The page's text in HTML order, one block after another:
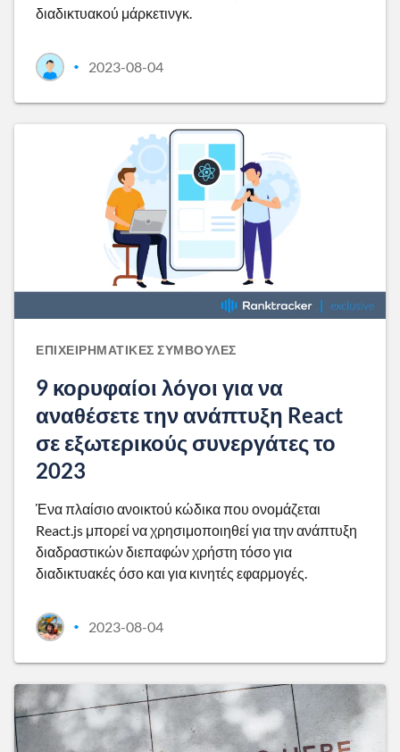
διαδικτυακού μάρκετινγκ.
• 2023-08-04
ΕΠΙΧΕΙΡΗΜΑΤΙΚΈΣ ΣΥΜΒΟΥΛΈΣ
9 κορυφαίοι λόγοι για να
αναθέσετε την ανάπτυξη React
σε εξωτερικούς συνεργάτες το
2023
Ένα πλαίσιο ανοικτού κώδικα που ονομάζεται
React.js μπορεί να χρησιμοποιηθεί για την ανάπτυξη
διαδραστικών διεπαφών χρήστη τόσο για
διαδικτυακές όσο και για κινητές εφαρμογές.
• 2023-08-04